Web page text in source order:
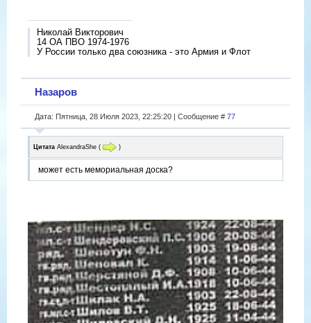
Николай Викторович
14 ОА ПВО 1974-1976
У России только два союзника - это Армия и Флот
Назаров
Дата: Пятница, 28 Июля 2023, 22:25:20 | Сообщение # 77
Цитата AlexandraShe ( )
может есть мемориальная доска?